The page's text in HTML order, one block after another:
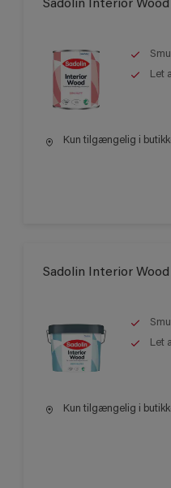
Sadolin Interior
Let
Kun tilgængelig i
Sadolin Interior Wood
Let
Kun tilgængelig i